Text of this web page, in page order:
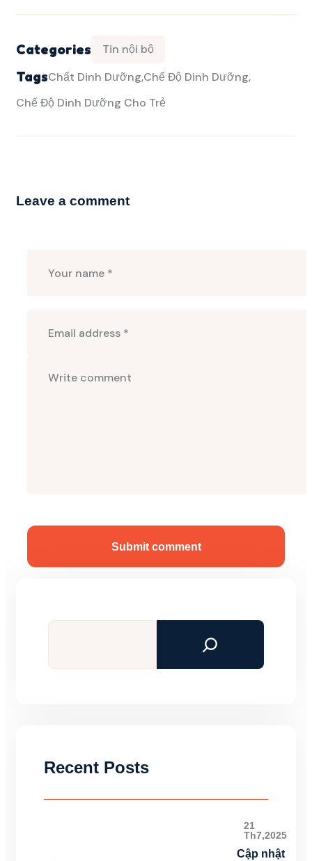
Categories Tin nội bộ
TagsChất Dinh Dưỡng Chế Độ Dinh Dưỡng
Chế Độ Dinh Dưỡng Cho Trẻ
Leave a comment
Submit comment
Tìm
Recent Posts
21
Th7,2025
Cập nhật